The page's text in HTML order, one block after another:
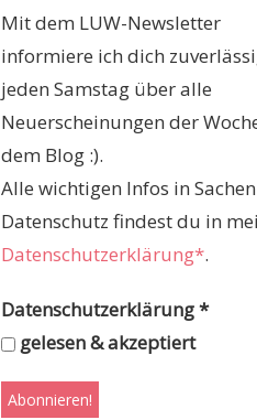
Mit dem LUW-Newsletter
informiere ich dich
jeden Samstag über alle
Neuerscheinungen der
dem Blog :).
Alle wichtigen Infos in Sachen
Datenschutz findest du in
Datenschutzerklärung*.
Datenschutzerklärung*
gelesen & akzeptiert